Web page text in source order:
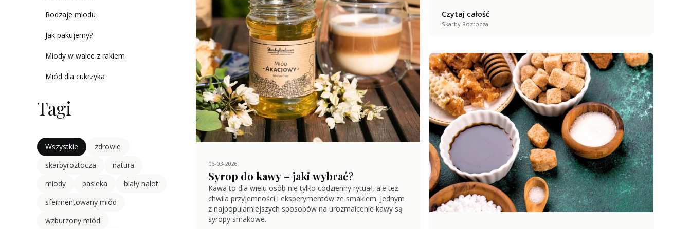
Rodzaje miodu
Jak pakujemy?
Miody w walce z rakiem
Miód dla cukrzyka
Tagi
Wszystkie
zdrowie
skarbyroztocza
natura
miody
pasieka
biały nalot
sfermentowany miód
wzburzony miód
06-03-2026
Syrop do kawy – jaki wybrać?
Kawa to dla wielu osób nie tylko codzienny rytuał, ale też
chwila przyjemności i eksperymentów ze smakiem. Jednym
z najpopularniejszych sposobów na urozmaicenie kawy są
syropy smakowe.
Czytaj całość
Skarby Roztocza